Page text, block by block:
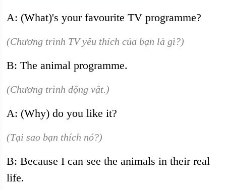
A: (What)'s your favourite TV programme?
(Chương trình TV yêu thích của bạn là gì?)
B: The animal programme.
(Chương trình động vật.)
A: (Why) do you like it?
(Tại sao bạn thích nó?)
B: Because I can see the animals in their real
life.